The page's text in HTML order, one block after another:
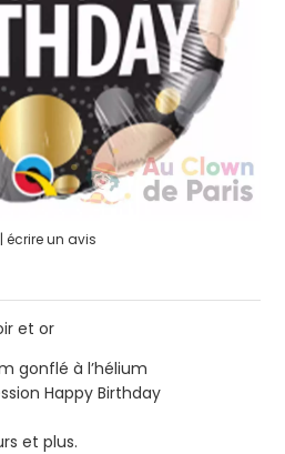
écrire un avis
et or
gonflé à l’hélium
Happy Birthday
et plus.